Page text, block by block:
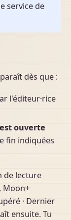
service de
dès que :
l'éditeur·rice
ouverte
fin indiquées
de lecture
Moon+
· Dernier
ensuite. Tu